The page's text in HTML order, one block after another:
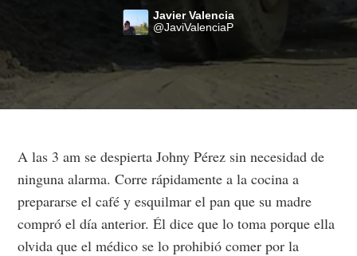
Javier Valencia
@JaviValenciaP
A las 3 am se despierta Johny Pérez sin necesidad de
ninguna alarma. Corre rápidamente a la cocina a
prepararse el café y esquilmar el pan que su madre
compró el día anterior. Él dice que lo toma porque ella
olvida que el médico se lo prohibió comer por la